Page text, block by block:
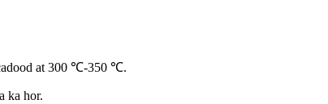
at 300 ℃-350 ℃.
ka hor.